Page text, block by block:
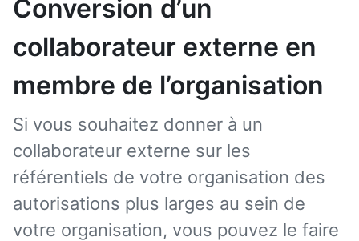
Conversion d’un
collaborateur externe en
membre de l’organisation
Si vous souhaitez donner à un
collaborateur externe sur les
référentiels de votre organisation des
autorisations plus larges au sein de
votre organisation, vous pouvez le faire